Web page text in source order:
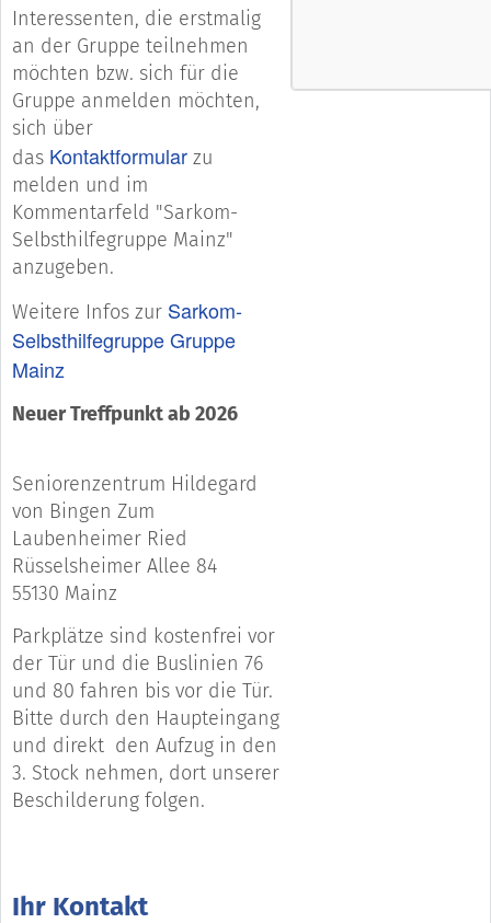
Interessenten, die erstmalig
an der Gruppe teilnehmen
möchten bzw. sich für die
Gruppe anmelden möchten,
sich über
das Kontaktformular zu
melden und im
Kommentarfeld "Sarkom-
Selbsthilfegruppe Mainz"
anzugeben.
Weitere Infos zur Sarkom-
Selbsthilfegruppe Gruppe
Mainz
Neuer Treffpunkt ab 2026
Seniorenzentrum Hildegard
von Bingen Zum
Laubenheimer Ried
Rüsselsheimer Allee 84
55130 Mainz
Parkplätze sind kostenfrei vor
der Tür und die Buslinien 76
und 80 fahren bis vor die Tür.
Bitte durch den Haupteingang
und direkt den Aufzug in den
3. Stock nehmen, dort unserer
Beschilderung folgen.
Ihr Kontakt